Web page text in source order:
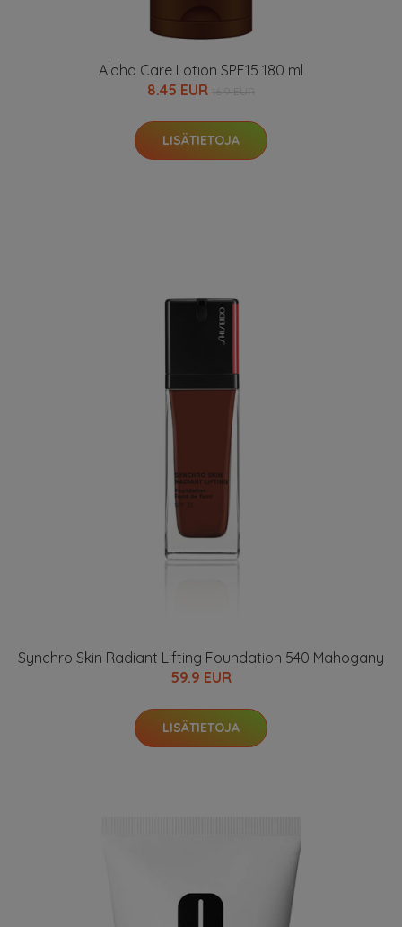
Aloha Care Lotion SPF15 180 ml
8.45 EUR
LISÄTIETOJA
Synchro Skin Radiant Lifting Foundation 540 Mahogany
59.9 EUR
LISÄTIETOJA